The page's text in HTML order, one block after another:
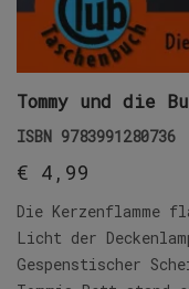
Tommy und die
ISBN 9783991280736
€ 4,99
Die Kerzenflamme
Licht der
Gespenstischer